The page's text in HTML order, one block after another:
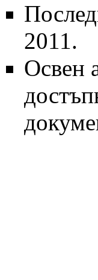
2011.
Освен